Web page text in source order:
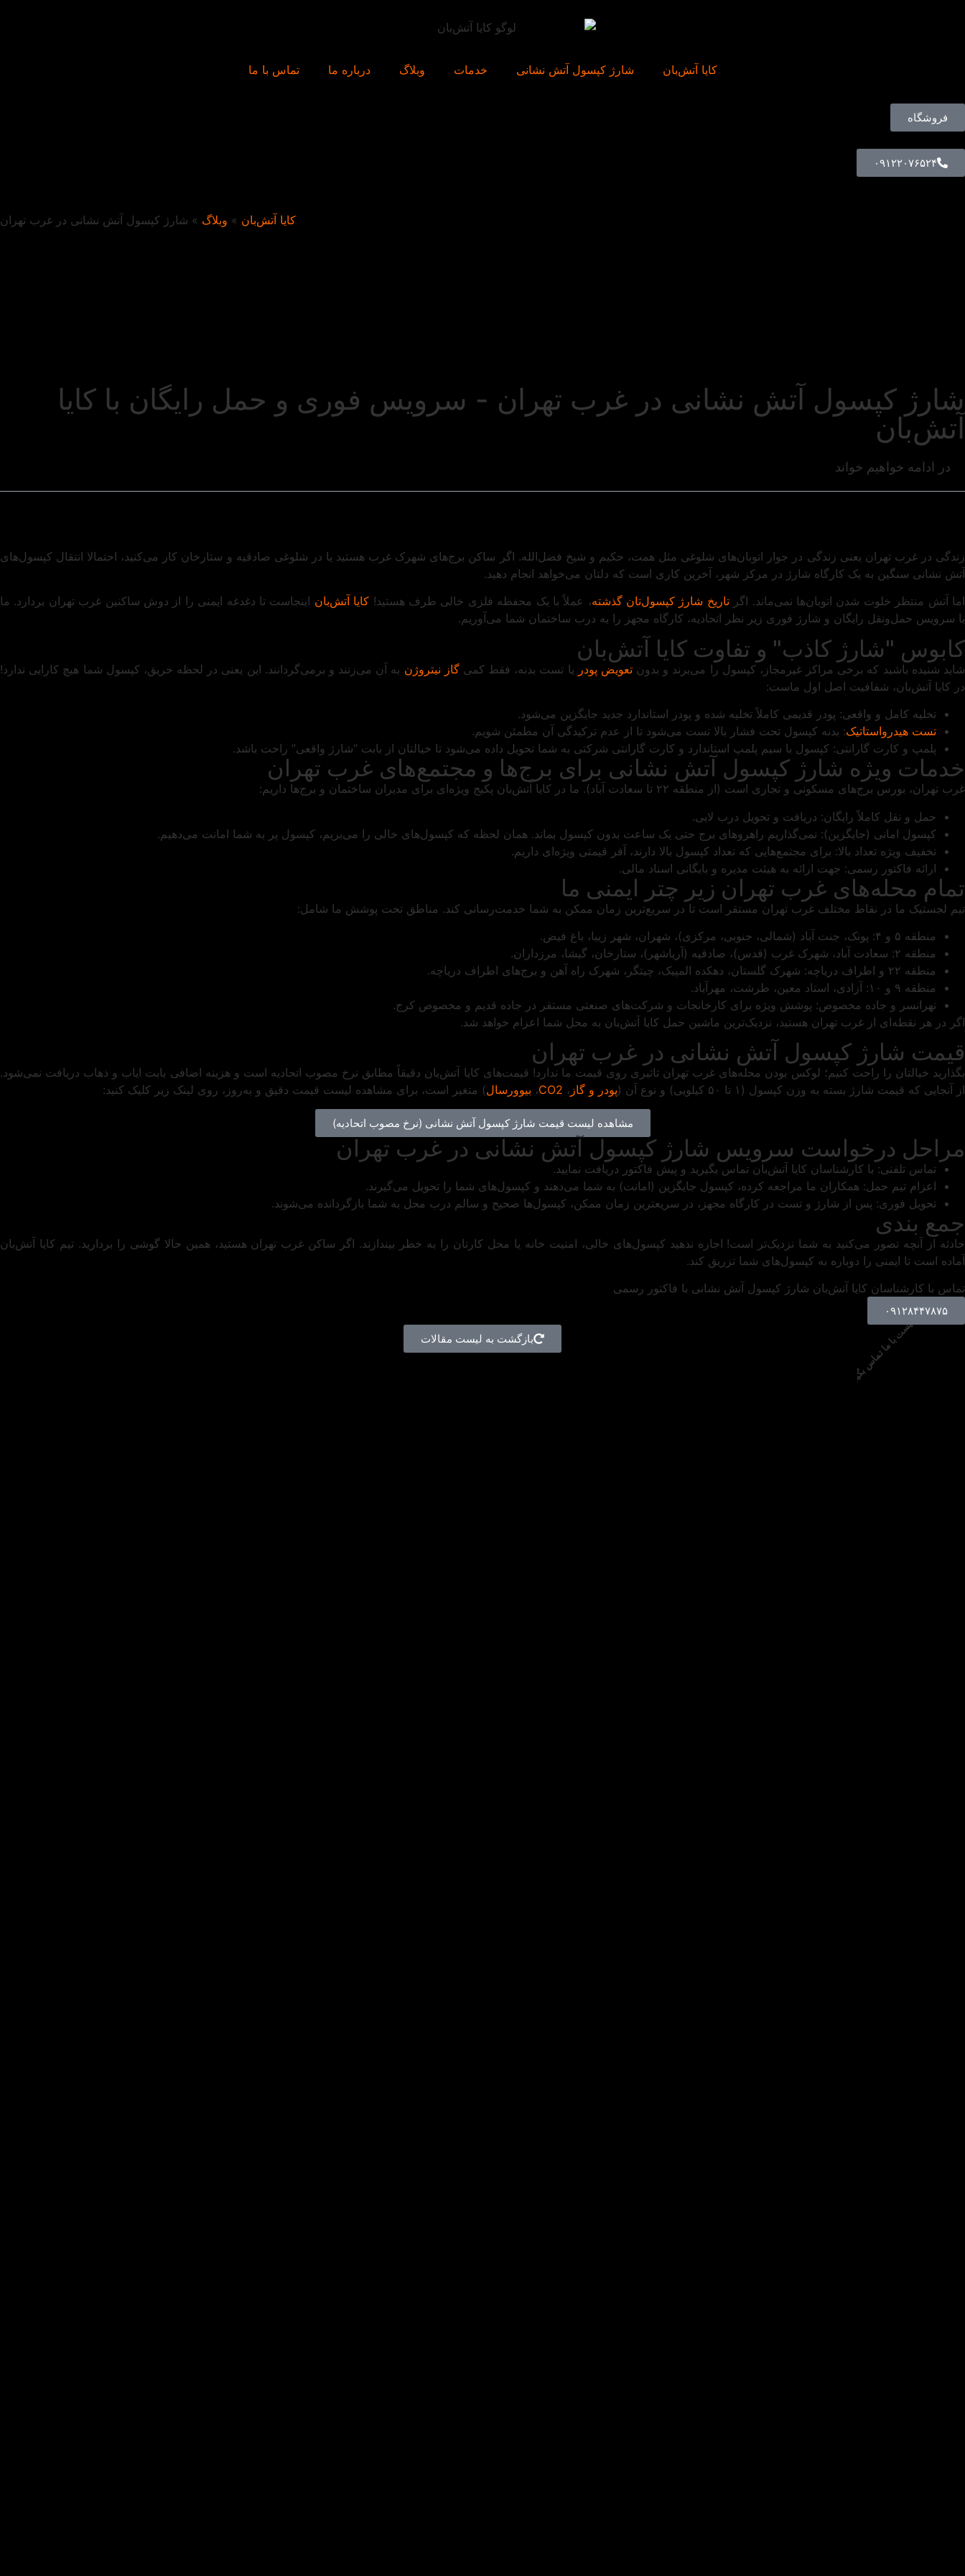
کایا آتش‌بان شارژ کپسول آتش نشانی خدمات وبلاگ درباره ما تماس با ما
فروشگاه
۰۹۱۲۲۰۷۶۵۲۴
کایا آتش‌بان » وبلاگ » شارژ کپسول آتش نشانی در غرب تهران
شارژ کپسول آتش نشانی در غرب تهران - سرویس فوری و حمل رایگان با کایا
آتش‌بان
در ادامه خواهیم خواند
زندگی در غرب تهران یعنی زندگی در جوار اتوبان‌های شلوغی مثل همت، حکیم و شیخ فضل‌الله. اگر ساکن برج‌های شهرک غرب هستید یا در شلوغی صادقیه و ستارخان کار می‌کنید، احتمالا انتقال کپسول‌های
آتش‌ نشانی سنگین به یک کارگاه شارژ در مرکز شهر، آخرین کاری است که دلتان می‌خواهد انجام دهید.
اما آتش منتظر خلوت شدن اتوبان‌ها نمی‌ماند. اگرتاریخ شارژ کپسول‌تان گذشته، عملاً با یک محفظه فلزی خالی طرف هستید! کایا آتش‌بان اینجاست تا دغدغه ایمنی را از دوش ساکنین غرب تهران بردارد. ما
با سرویس حمل‌ونقل رایگان و شارژ فوری زیر نظر اتحادیه، کارگاه مجهز را به درب ساختمان شما می‌آوریم.
کابوس "شارژ کاذب" و تفاوت کایا آتش‌بان
شاید شنیده باشید که برخی مراکز غیرمجاز، کپسول را می‌برند و بدونتعویض پودر یا تست بدنه، فقط کمیگاز نیتروژن به آن می‌زنند و برمی‌گردانند. این یعنی در لحظه حریق، کپسول شما هیچ کارایی ندارد!
در کایا آتش‌بان، شفافیت اصل اول ماست:
تخلیه کامل و واقعی: پودر قدیمی کاملاً تخلیه شده و پودر استاندارد جدید جایگزین می‌شود.
تست هیدرواستاتیک: بدنه کپسول تحت فشار بالا تست می‌شود تا از عدم ترکیدگی آن مطمئن شویم.
پلمپ و کارت گارانتی: کپسول با سیم پلمپ استاندارد و کارت گارانتی شرکتی به شما تحویل داده می‌شود تا خیالتان از بابت “شارژ واقعی” راحت باشد.
خدمات ویژه شارژ کپسول آتش نشانی برای برج‌ها و مجتمع‌های غرب تهران
غرب تهران، بورس برج‌های مسکونی و تجاری است (از منطقه ۲۲ تا سعادت آباد). ما در کایا آتش‌بان پکیج ویژه‌ای برای مدیران ساختمان و برج‌ها داریم:
حمل و نقل کاملاً رایگان: دریافت و تحویل درب لابی.
کپسول امانی (جایگزین): نمی‌گذاریم راهروهای برج حتی یک ساعت بدون کپسول بماند. همان لحظه که کپسول‌های خالی را می‌بریم، کپسول پر به شما امانت می‌دهیم.
تخفیف ویژه تعداد بالا: برای مجتمع‌هایی که تعداد کپسول بالا دارند، آفر قیمتی ویژه‌ای داریم.
ارائه فاکتور رسمی: جهت ارائه به هیئت مدیره و بایگانی اسناد مالی.
تمام محله‌های غرب تهران زیر چتر ایمنی ما
تیم لجستیک ما در نقاط مختلف غرب تهران مستقر است تا در سریع‌ترین زمان ممکن به شما خدمت‌رسانی کند. مناطق تحت پوشش ما شامل:
منطقه ۵ و ۴: پونک، جنت آباد (شمالی، جنوبی، مرکزی)، شهران، شهر زیبا، باغ فیض.
منطقه ۲: سعادت آباد، شهرک غرب (قدس)، صادقیه (آریاشهر)، ستارخان، گیشا، مرزداران.
منطقه ۲۲ و اطراف دریاچه: شهرک گلستان، دهکده المپیک، چیتگر، شهرک راه آهن و برج‌های اطراف دریاچه.
منطقه ۹ و ۱۰: آزادی، استاد معین، طرشت، مهرآباد.
تهرانسر و جاده مخصوص: پوشش ویژه برای کارخانجات و شرکت‌های صنعتی مستقر در جاده قدیم و مخصوص کرج.
اگر در هر نقطه‌ای از غرب تهران هستید، نزدیک‌ترین ماشین حمل کایا آتش‌بان به محل شما اعزام خواهد شد.
قیمت شارژ کپسول آتش نشانی در غرب تهران
بگذارید خیالتان را راحت کنیم؛ لوکس بودن محله‌های غرب تهران تاثیری روی قیمت ما ندارد! قیمت‌های کایا آتش‌بان دقیقاً مطابق نرخ مصوب اتحادیه است و هزینه اضافی بابت ایاب و ذهاب دریافت نمی‌شود.
از آنجایی که قیمت شارژ بسته به وزن کپسول (۱ تا ۵۰ کیلویی) و نوع آن (
پودر و گاز ، CO2، بیوورسال) متغیر است، برای مشاهده لیست قیمت دقیق و به‌روز، روی لینک زیر کلیک کنید:
مشاهده لیست قیمت شارژ کپسول آتش نشانی (نرخ مصوب اتحادیه)
مراحل درخواست سرویس شارژ کپسول آتش نشانی در غرب تهران
تماس تلفنی: با کارشناسان کایا آتش‌بان تماس بگیرید و پیش فاکتور دریافت نمایید.
اعزام تیم حمل: همکاران ما مراجعه کرده، کپسول جایگزین (امانت) به شما می‌دهند و کپسول‌های شما را تحویل می‌گیرند.
تحویل فوری: پس از شارژ و تست در کارگاه مجهز، در سریعترین زمان ممکن، کپسول‌ها صحیح و سالم درب محل به شما بازگردانده می‌شوند.
جمع بندی
حادثه از آنچه تصور می‌کنید به شما نزدیک‌تر است! اجازه ندهید کپسول‌های خالی، امنیت خانه یا محل کارتان را به خطر بیندازند. اگر ساکن غرب تهران هستید، همین حالا گوشی را بردارید. تیم کایا آتش‌بان
آماده است تا ایمنی را دوباره به کپسول‌های شما تزریق کند.
تماس با کارشناسان کایا آتش‌بان شارژ کپسول آتش نشانی با فاکتور رسمی
۰۹۱۲۸۴۴۷۸۷۵
کافیست با ما تماس بگیرید بازگشت به لیست مقالات